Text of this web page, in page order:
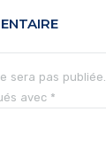
sera pas publiée.
avec *